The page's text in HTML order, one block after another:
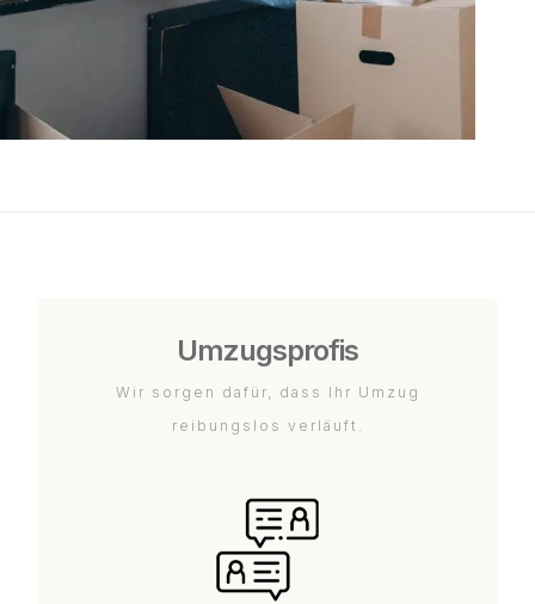
Umzugsprofis
Wir sorgen dafür, dass Ihr Umzug
reibungslos verläuft.